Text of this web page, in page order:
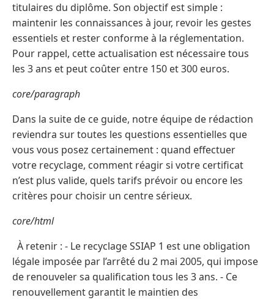
titulaires du diplôme. Son objectif est simple :
maintenir les connaissances à jour, revoir les gestes
essentiels et rester conforme à la réglementation.
Pour rappel, cette actualisation est nécessaire tous
les 3 ans et peut coûter entre 150 et 300 euros.
core/paragraph
Dans la suite de ce guide, notre équipe de rédaction
reviendra sur toutes les questions essentielles que
vous vous posez certainement : quand effectuer
votre recyclage, comment réagir si votre certificat
n’est plus valide, quels tarifs prévoir ou encore les
critères pour choisir un centre sérieux.
core/html
À retenir : - Le recyclage SSIAP 1 est une obligation
légale imposée par l’arrêté du 2 mai 2005, qui impose
de renouveler sa qualification tous les 3 ans. - Ce
renouvellement garantit le maintien des